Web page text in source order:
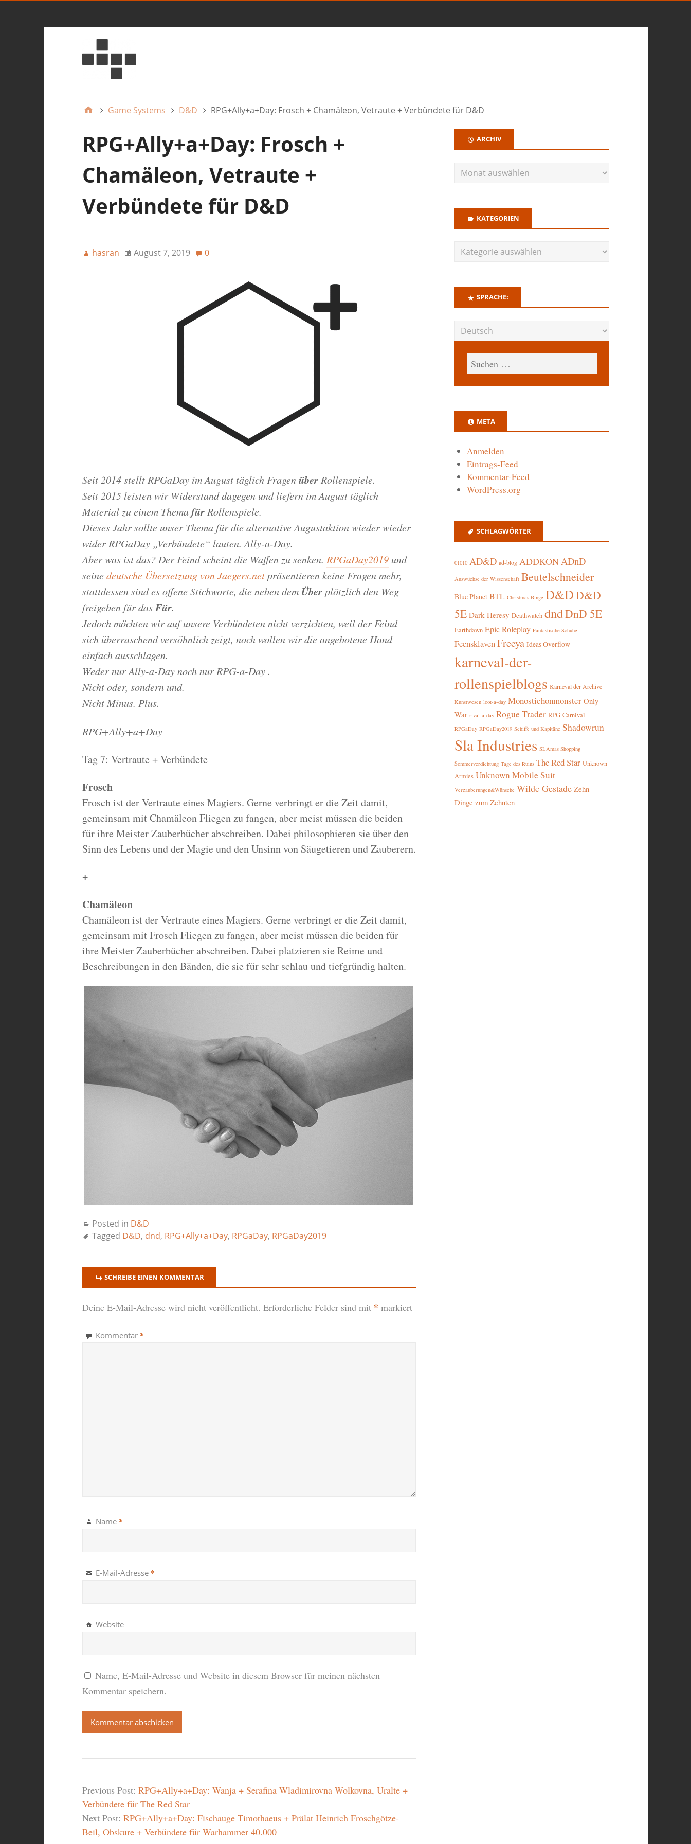
Game Systems D&D RPG+Ally+a+Day: Frosch + Chamäleon, Vetraute + Verbündete für D&D
RPG+Ally+a+Day: Frosch +
Chamäleon, Vetraute +
Verbündete für D&D
hasran August 7, 2019 0
Seit 2014 stellt RPGaDay im August täglich FragenüberRollenspiele.
Seit 2015 leisten wir Widerstand dagegen und liefern im August täglich
Material zu einem ThemafürRollenspiele.
Dieses Jahr sollte unser Thema für die alternative Augustaktion wieder wieder
wider RPGaDay „Verbündete“ lauten. Ally-a-Day.
Aber was ist das? Der Feind scheint die Waffen zu senken. RPGaDay2019und
seine deutsche Übersetzung von Jaegers.netpräsentieren keine Fragen mehr,
stattdessen sind es offene Stichworte, die neben dem Überplötzlich den Weg
freigeben für dasFür.
Jedoch möchten wir auf unsere Verbündeten nicht verzichten, weil der Feind
sich überraschend versöhnlich zeigt, noch wollen wir die angebotene Hand
einfach ausschlagen.
Weder nur Ally-a-Day noch nur RPG-a-Day .
Nicht oder, sondern und.
Nicht Minus. Plus.
RPG+Ally+a+Day
Tag 7: Vertraute + Verbündete
Frosch
Frosch ist der Vertraute eines Magiers. Gerne verbringt er die Zeit damit,
gemeinsam mit Chamäleon Fliegen zu fangen, aber meist müssen die beiden
für ihre Meister Zauberbücher abschreiben. Dabei philosophieren sie über den
Sinn des Lebens und der Magie und den Unsinn von Säugetieren und Zauberern.
+
Chamäleon
Chamäleon ist der Vertraute eines Magiers. Gerne verbringt er die Zeit damit,
gemeinsam mit Frosch Fliegen zu fangen, aber meist müssen die beiden für
ihre Meister Zauberbücher abschreiben. Dabei platzieren sie Reime und
Beschreibungen in den Bänden, die sie für sehr schlau und tiefgründig halten.
Posted in D&D
Tagged D&D, dnd, RPG+Ally+a+Day, RPGaDay, RPGaDay2019
SCHREIBE EINEN KOMMENTAR
Deine E-Mail-Adresse wird nicht veröffentlicht. Erforderliche Felder sind mit * markiert
Kommentar *
Name *
E-Mail-Adresse *
Website
Name, E-Mail-Adresse und Website in diesem Browser für meinen nächsten
Kommentar speichern.
Previous Post: RPG+Ally+a+Day: Wanja + Serafina Wladimirovna Wolkovna, Uralte +
Verbündete für The Red Star
Next Post: RPG+Ally+a+Day: Fischauge Timothaeus + Prälat Heinrich Froschgötze-
Beil, Obskure + Verbündete für Warhammer 40.000
ARCHIV
KATEGORIEN
SPRACHE:
META
Anmelden
Eintrags-Feed
Kommentar-Feed
WordPress.org
SCHLAGWÖRTER
01010 AD&D ad-blog ADDKONADnD
Auswüchse der Wissenschaft Beutelschneider
Blue Planet BTL Christmas Binge D&DD&D
5E Dark Heresy Deathwatch dndDnD 5E
Earthdawn Epic Roleplay Fantastische Schuhe
Feensklaven Freeya Ideas Overflow
karneval-der-
rollenspielblogs Karneval der Archive
Kunstwesen loot-a-day Monostichonmonster Only
War rival-a-day Rogue Trader RPG-Carnival
RPGaDay RPGaDay2019 Schiffe und Kapitäne Shadowrun
Sla Industries SLAmas Shopping
Sommerverdichtung Tage des Ruins The Red Star Unknown
Armies Unknown Mobile Suit
Verzauberungen&Wünsche Wilde Gestade Zehn
Dinge zum Zehnten